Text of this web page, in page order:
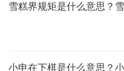
雪糕界规矩是什么意思？
小申在下棋是什么意思？